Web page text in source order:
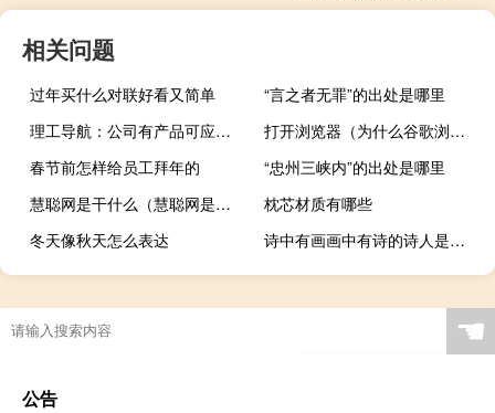
相关问题
过年买什么对联好看又简单
“言之者无罪”的出处是哪里
理工导航：公司有产品可应用于无人驾驶领域已提供样机给合作单位测试
打开浏览器（为什么谷歌浏览器打不开网页）
春节前怎样给员工拜年的
“忠州三峡内”的出处是哪里
慧聪网是干什么（慧聪网是干什么的）
枕芯材质有哪些
冬天像秋天怎么表达
诗中有画画中有诗的诗人是谁唐代（诗中有画画中有诗的诗人是谁）
☚
公告